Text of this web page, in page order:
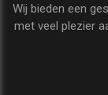
Wij bieden een
met veel plezier